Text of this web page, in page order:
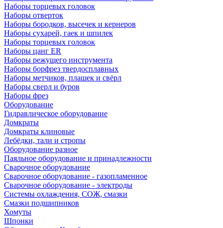
Наборы торцевых головок
Наборы отверток
Наборы бородков, высечек и кернеров
Наборы сухарей, гаек и шпилек
Наборы торцевых головок
Наборы цанг ER
Наборы режущего инструмента
Наборы борфрез твердосплавных
Наборы метчиков, плашек и свёрл
Наборы сверл и буров
Наборы фрез
Оборудование
Гидравлическое оборудование
Домкраты
Домкраты клиновые
Лебёдки, тали и стропы
Оборудование разное
Паяльное оборудование и принадлежности
Сварочное оборудование
Сварочное оборудование - газопламенное
Сварочное оборудование - электроды
Системы охлаждения, СОЖ, смазки
Смазки подшипников
Хомуты
Шпонки